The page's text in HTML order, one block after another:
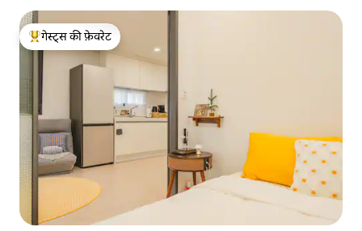
री
गेस्ट्स का टॉप फ़ेवरेट
गेस्ट्स की फ़ेवरेट